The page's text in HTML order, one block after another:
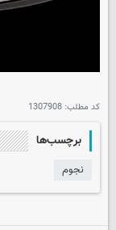
کد مطلب: 1307908
برچسب‌ها
نجوم